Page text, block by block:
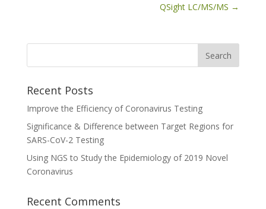
QSight LC/MS/MS →
Recent Posts
Improve the Efficiency of Coronavirus Testing
Significance & Difference between Target Regions for
SARS-CoV-2 Testing
Using NGS to Study the Epidemiology of 2019 Novel
Coronavirus
Recent Comments